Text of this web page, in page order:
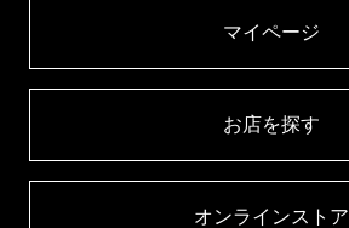
マイページ​
お店を探す​
オンラインストア​